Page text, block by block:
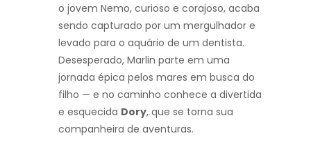
o jovem Nemo, curioso e corajoso, acaba
sendo capturado por um mergulhador e
levado para o aquário de um dentista.
Desesperado, Marlin parte em uma
jornada épica pelos mares em busca do
filho — e no caminho conhece a divertida
e esquecida Dory, que se torna sua
companheira de aventuras.